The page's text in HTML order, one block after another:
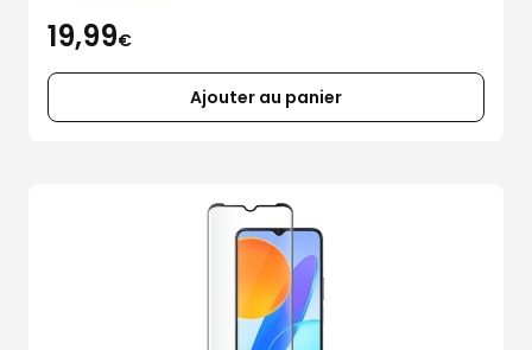
19,99€
Ajouter au panier